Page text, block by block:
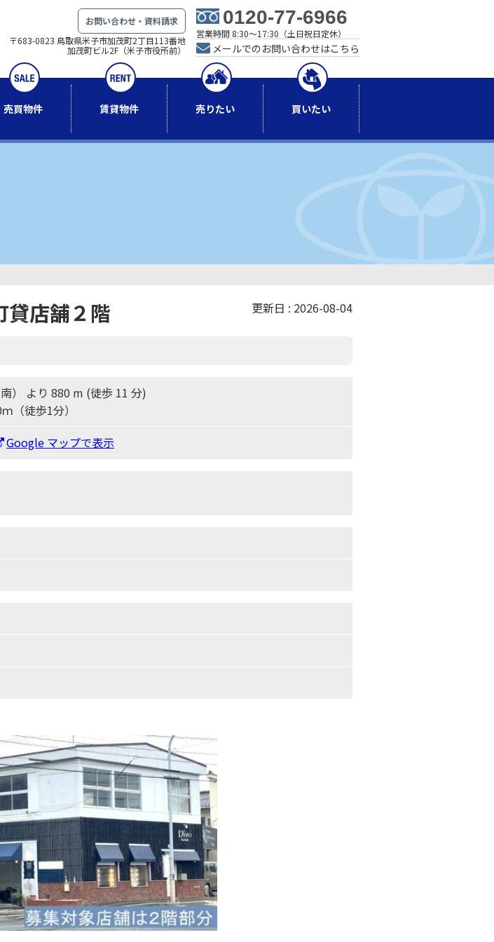
お問い合わせ・資料請求
〒683-0823 鳥取県米子市加茂町2丁目113番地
加茂町ビル2F（米子市役所前）
0120-77-6966
営業時間 8:30～17:30（土日祝日定休）
メールでのお問い合わせはこちら
売買物件 賃貸物件 売りたい 買いたい
貸店舗２階 更新日 : 2026-08-04
） より 880 m (徒歩 11 分)
（徒歩1分）
Google マップで表示